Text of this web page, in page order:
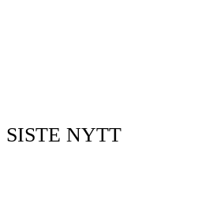
SISTE NYTT